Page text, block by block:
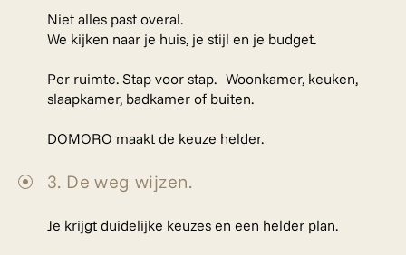
Niet alles past overal.
We kijken naar je huis, je stijl en je budget.
Per ruimte. Stap voor stap. Woonkamer, keuken,
slaapkamer, badkamer of buiten.
DOMORO maakt de keuze helder.
3. De weg wijzen.
Je krijgt duidelijke keuzes en een helder plan.